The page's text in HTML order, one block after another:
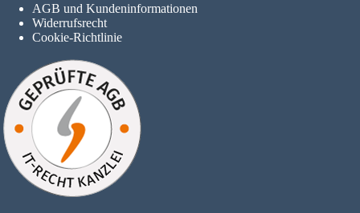
AGB und Kundeninformationen
Widerrufsrecht
Cookie-Richtlinie